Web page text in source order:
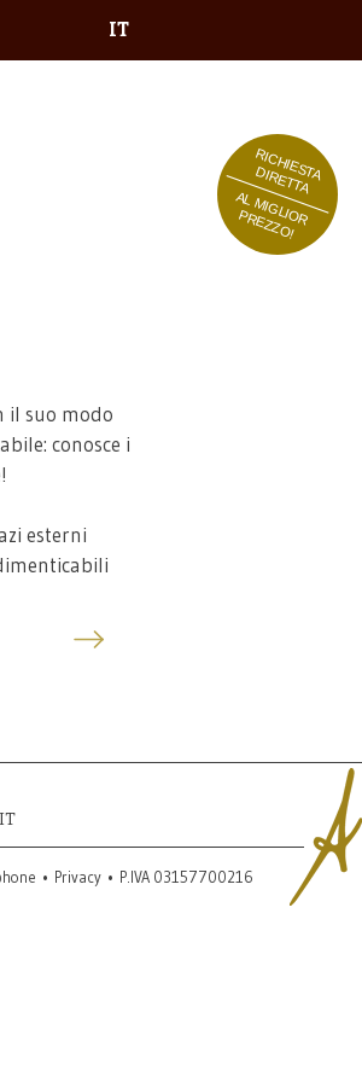
IT
RICHIESTA
DIRETTA
AL MIGLIOR
PREZZO!
il suo modo
conosce i
esterni
• Privacy • P.IVA 03157700216